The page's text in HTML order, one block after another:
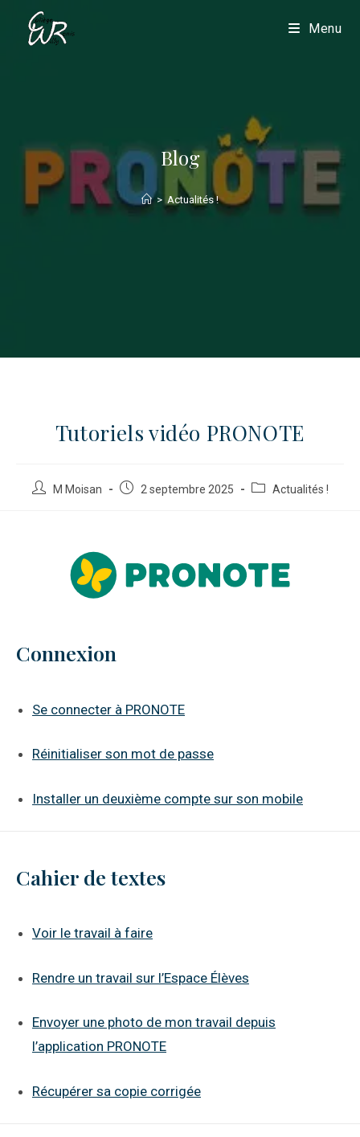
Menu
Blog
> Actualités !
Tutoriels vidéo PRONOTE
M Moisan 2 septembre 2025 Actualités !
Connexion
Se connecter à PRONOTE
Réinitialiser son mot de passe
Installer un deuxième compte sur son mobile
Cahier de textes
Voir le travail à faire
Rendre un travail sur l’Espace Élèves
Envoyer une photo de mon travail depuis
l’application PRONOTE
Récupérer sa copie corrigée